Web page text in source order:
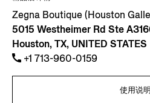
Zegna Boutique (Houston
5015 Westheimer Rd Ste
Houston, TX, UNITED STATES
+1 713-960-0159
使用说明